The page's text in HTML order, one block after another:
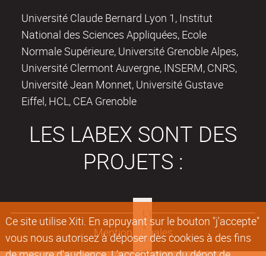
Ce site utilise Xiti. En appuyant sur le bouton "j'accepte"
vous nous autorisez à déposer des cookies à des fins
Université Claude Bernard Lyon 1, Institut
National des Sciences Appliquées, Ecole
Normale Supérieure, Université Grenoble Alpes,
Université Clermont Auvergne, INSERM, CNRS,
Université Jean Monnet, Université Gustave
Eiffel, HCL, CEA Grenoble
LES LABEX SONT DES
PROJETS :
Mentions légales